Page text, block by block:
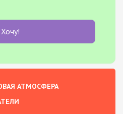
Хочу!
АТМОСФЕРА